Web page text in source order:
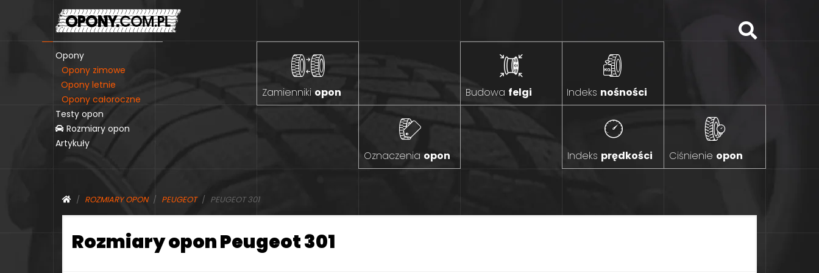
Opony
Opony zimowe
Opony letnie
Opony całoroczne
Testy opon
Rozmiary opon
Artykuły
Zamienniki opon Budowa felgi Indeks nośności
Indeks prędkości Ciśnienie opon
Oznaczenia opon
ROZMIARY OPON PEUGEOT PEUGEOT 301
Rozmiary opon Peugeot 301